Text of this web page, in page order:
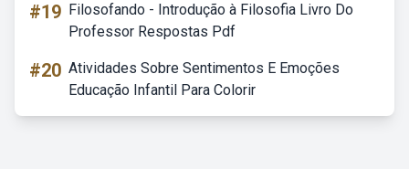
#19 Filosofando - Introdução à Filosofia Livro Do
Professor Respostas Pdf
#20 Atividades Sobre Sentimentos E Emoções
Educação Infantil Para Colorir